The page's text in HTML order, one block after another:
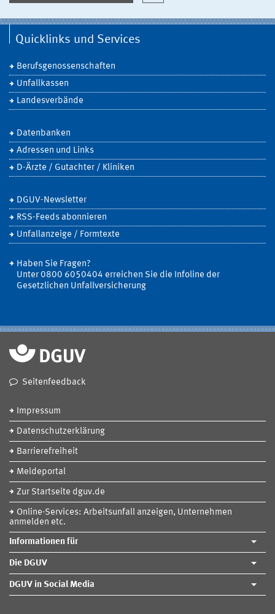
Quicklinks und Services
Berufsgenossenschaften
Unfallkassen
Landesverbände
Datenbanken
Adressen und Links
D-Ärzte / Gutachter / Kliniken
DGUV-Newsletter
RSS-Feeds abonnieren
Unfallanzeige / Formtexte
Haben Sie Fragen?
Unter 0800 6050404 erreichen Sie die Infoline der
Gesetzlichen Unfallversicherung
Seitenfeedback
Impressum
Datenschutzerklärung
Barrierefreiheit
Meldeportal
Zur Startseite dguv.de
Online-Services: Arbeitsunfall anzeigen, Unternehmen
anmelden etc.
Informationen für
Die DGUV
DGUV in Social Media